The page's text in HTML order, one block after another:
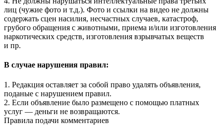
лиц (чужие фото и т.д.). Фото и ссылки на видео не должны
содержать сцен насилия, несчастных случаев, катастроф,
грубого обращения с животными, приема и/или изготовления
наркотических средств, изготовления взрывчатых веществ
и пр.
В случае нарушения правил:
1. Редакция оставляет за собой право удалять объявления,
поданые с нарушением правил.
2. Если объявление было размещено с помощью платных
услуг — деньги не возвращаются.
Правила подачи комментариев